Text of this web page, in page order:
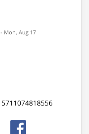
- Mon, Aug 17
5711074818556